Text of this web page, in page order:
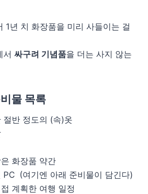
1년 치 화장품을 미리 사들이는 걸
서 싸구려 기념품을 더는 사지 않는
물 목록
절반 정도의 (속)옷
화장품 약간
PC (여기엔 아래 준비물이 담긴다)
계획한 여행 일정